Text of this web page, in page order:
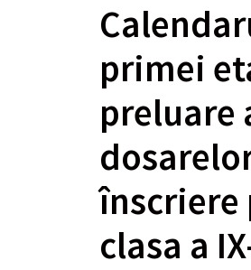
primei
preluare
înscriere
clasa a